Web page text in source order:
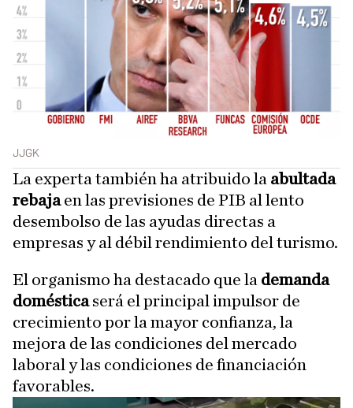
JJGK
La experta también ha atribuido la abultada
rebajaen las previsiones de PIB al lento
desembolso de las ayudas directas a
empresas y al débil rendimiento del turismo.
El organismo ha destacado que la demanda
domésticaserá el principal impulsor de
crecimiento por la mayor confianza, la
mejora de las condiciones del mercado
laboral y las condiciones de financiación
favorables.